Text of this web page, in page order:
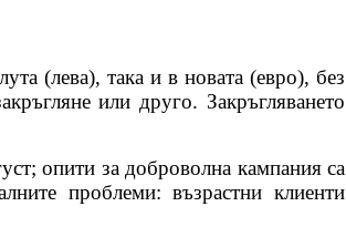
(лева), така и в новата (евро), без
или друго. Закръгляването
опити за доброволна кампания са
проблеми: възрастни клиенти